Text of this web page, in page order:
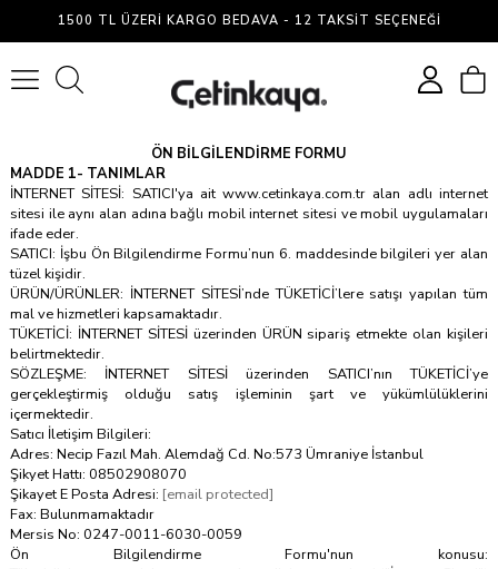
1500 TL ÜZERI KARGO BEDAVA - 12 TAKSIT SEÇENEĞI
ÖN BİLGİLENDİRME FORMU
MADDE 1- TANIMLAR
İNTERNET SİTESİ: SATICI'ya ait www.cetinkaya.com.tr alan adlı internet
sitesi ile aynı alan adına bağlı mobil internet sitesi ve mobil uygulamaları
ifade eder.
SATICI: İşbu Ön Bilgilendirme Formu’nun 6. maddesinde bilgileri yer alan
tüzel kişidir.
ÜRÜN/ÜRÜNLER: İNTERNET SİTESİ’nde TÜKETİCİ’lere satışı yapılan tüm
mal ve hizmetleri kapsamaktadır.
TÜKETİCİ: İNTERNET SİTESİ üzerinden ÜRÜN sipariş etmekte olan kişileri
belirtmektedir.
SÖZLEŞME: İNTERNET SİTESİ üzerinden SATICI’nın TÜKETİCİ’ye
gerçekleştirmiş olduğu satış işleminin şart ve yükümlülüklerini
içermektedir.
Satıcı İletişim Bilgileri:
Adres: Necip Fazıl Mah. Alemdağ Cd. No:573 Ümraniye İstanbul
Şikyet Hattı: 08502908070
Şikayet E Posta Adresi: [email protected]
Fax: Bulunmamaktadır
Mersis No: 0247-0011-6030-0059
Ön Bilgilendirme Formu'nun konusu: